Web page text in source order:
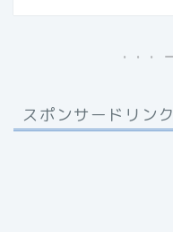
スポンサードリンク